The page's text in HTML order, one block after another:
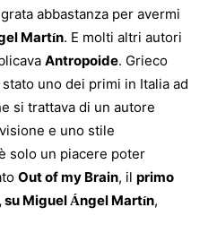
abbastanza per avermi
Martín. E molti altri autori
Antropoide. Grieco
uno dei primi in Italia ad
si trattava di un autore
e uno stile
solo un piacere poter
Out of my Brain, il primo
Miguel Ángel Martín,